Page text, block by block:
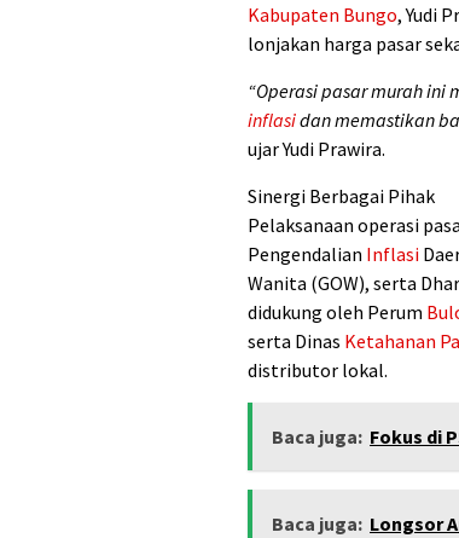
Kabupaten Bungo, Yudi
lonjakan harga pasar
“Operasi pasar murah ini
inflasidan memastikan
ujar Yudi Prawira.
Sinergi Berbagai Pihak
Pelaksanaan operasi
Pengendalian Inflasi
Wanita (GOW), serta
didukung oleh Perum
serta Dinas Ketahanan
distributor lokal.
Baca juga: Fokus di
Baca juga: Longsor